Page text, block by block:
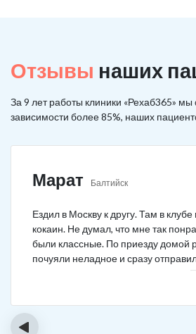
Отзывы наших
За 9 лет работы клиники «Рехаб365» мы
зависимости более 85%, наших
Марат Балтийск
Ездил в Москву к другу. Там в
кокаин. Не думал, что мне так
были классные. По приезду домой
почуяли неладное и сразу
после того как я им все рассказал.
лечения, но мысли о коксе не
курсы анонимных наркоманов,
‹